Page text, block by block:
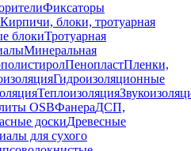
Фиксаторы
Кирпичи, блоки, тротуарная
блокиТротуарная
Минеральная
ПенопластПленки,
Гидроизоляционные
Теплоизоляция
OSBФанераДСП,
доскиДревесные
для сухого